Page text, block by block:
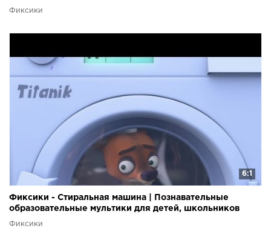
Фиксики
6:1
Фиксики - Стиральная машина | Познавательные
образовательные мультики для детей, школьников
Фиксики